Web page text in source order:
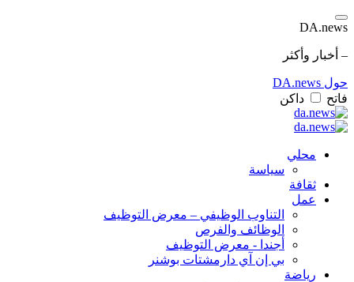
DA.news
– أخبار وأكثر
حول DA.news
فاتح
داكن
محلي
سياسة
ثقافة
عمل
التناوب الوظيفي – معرض التوظيف
الوظائف والفرص
أجندا - معرض التوظيف
بي إن آي دارمشتات بوشنر
رياضة